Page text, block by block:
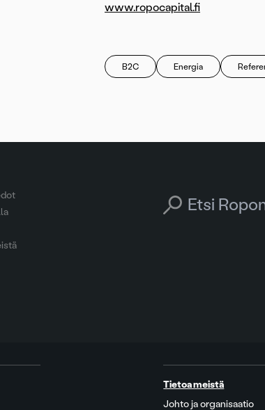
www.ropocapital.fi
B2C Energia
Search for:
Tietoa meistä
Johto ja organisaatio